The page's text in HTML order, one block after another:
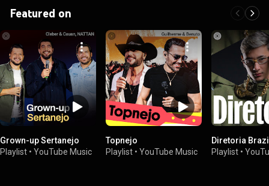
Featured on
Grown-up Sertanejo
Playlist • YouTube Music
Topnejo
Playlist • YouTube Music
Diretoria
Playlist •